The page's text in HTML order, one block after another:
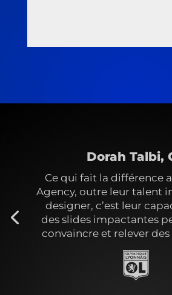
Dorah Talbi,
Ce qui fait la différence
Agency, outre leur talent
designer, c’est leur
des slides impactantes
convaincre et relever